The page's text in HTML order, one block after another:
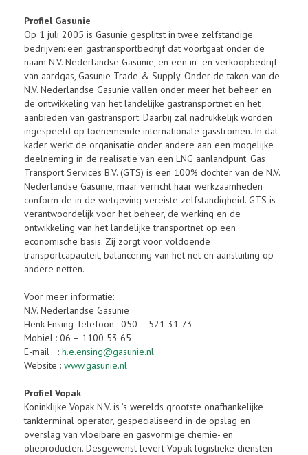
Profiel Gasunie
Op 1 juli 2005 is Gasunie gesplitst in twee zelfstandige
bedrijven: een gastransportbedrijf dat voortgaat onder de
naam N.V. Nederlandse Gasunie, en een in- en verkoopbedrijf
van aardgas, Gasunie Trade & Supply. Onder de taken van de
N.V. Nederlandse Gasunie vallen onder meer het beheer en
de ontwikkeling van het landelijke gastransportnet en het
aanbieden van gastransport. Daarbij zal nadrukkelijk worden
ingespeeld op toenemende internationale gasstromen. In dat
kader werkt de organisatie onder andere aan een mogelijke
deelneming in de realisatie van een LNG aanlandpunt. Gas
Transport Services B.V. (GTS) is een 100% dochter van de N.V.
Nederlandse Gasunie, maar verricht haar werkzaamheden
conform de in de wetgeving vereiste zelfstandigheid. GTS is
verantwoordelijk voor het beheer, de werking en de
ontwikkeling van het landelijke transportnet op een
economische basis. Zij zorgt voor voldoende
transportcapaciteit, balancering van het net en aansluiting op
andere netten.
Voor meer informatie:
N.V. Nederlandse Gasunie
Henk Ensing Telefoon : 050 – 521 31 73
Mobiel : 06 – 1100 53 65
E-mail : h.e.ensing@gasunie.nl
Website : www.gasunie.nl
Profiel Vopak
Koninklijke Vopak N.V. is ’s werelds grootste onafhankelijke
tankterminal operator, gespecialiseerd in de opslag en
overslag van vloeibare en gasvormige chemie- en
olieproducten. Desgewenst levert Vopak logistieke diensten